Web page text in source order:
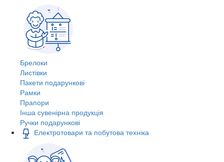
Брелоки
Листівки
Пакети подарункові
Рамки
Прапори
Інша сувенірна продукція
Ручки подарункові
Електротовари та побутова техніка